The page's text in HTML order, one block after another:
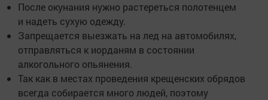
После окунания нужно растереться полотенцем
и надеть сухую одежду.
Запрещается выезжать на лед на автомобилях,
отправляться к иорданям в состоянии
алкогольного опьянения.
Так как в местах проведения крещенских обрядов
всегда собирается много людей, поэтому